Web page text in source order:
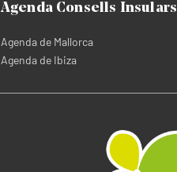
Agenda Consells Insulars
Agenda de Mallorca
Agenda de Ibiza